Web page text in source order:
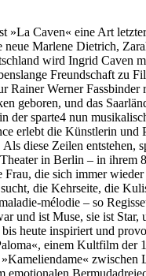
»La Caven« eine Art
neue Marlene Dietrich,
wird Ingrid Caven
Freundschaft zu
Rainer Werner
geboren, und das
der sparte4 nun
erlebt die Künstlerin und
Als diese Zeilen entstehen,
in Berlin – in ihrem
Frau, die sich immer
die Kehrseite, die
mélodie – so
und ist Muse, sie ist Star,
heute inspiriert und
einem Kultfilm der
zwischen
emotionalen